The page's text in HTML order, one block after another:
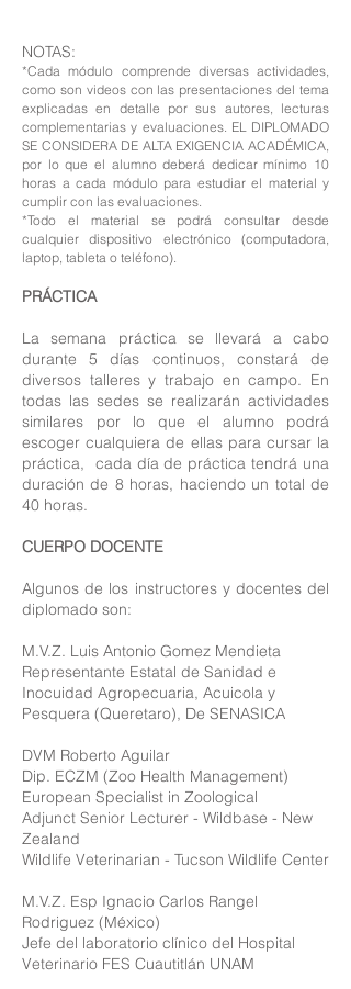
NOTAS:
*Cada módulo comprende diversas actividades,
como son videos con las presentaciones del tema
explicadas en detalle por sus autores, lecturas
complementarias y evaluaciones. EL DIPLOMADO
SE CONSIDERA DE ALTA EXIGENCIA ACADÉMICA,
por lo que el alumno deberá dedicar mínimo 10
horas a cada módulo para estudiar el material y
cumplir con las evaluaciones.
*Todo el material se podrá consultar desde
cualquier dispositivo electrónico (computadora,
laptop, tableta o teléfono).
PRÁCTICA
La semana práctica se llevará a cabo
durante 5 días continuos, constará de
diversos talleres y trabajo en campo. En
todas las sedes se realizarán actividades
similares por lo que el alumno podrá
escoger cualquiera de ellas para cursar la
práctica, cada día de práctica tendrá una
duración de 8 horas, haciendo un total de
40 horas.
CUERPO DOCENTE
Algunos de los instructores y docentes del
diplomado son:
M.V.Z. Luis Antonio Gomez Mendieta
Representante Estatal de Sanidad e
Inocuidad Agropecuaria, Acuicola y
Pesquera (Queretaro), De SENASICA
DVM Roberto Aguilar
Dip. ECZM (Zoo Health Management)
European Specialist in Zoological
Adjunct Senior Lecturer - Wildbase - New
Zealand
Wildlife Veterinarian - Tucson Wildlife Center
M.V.Z. Esp Ignacio Carlos Rangel
Rodriguez (México)
Jefe del laboratorio clínico del Hospital
Veterinario FES Cuautitlán UNAM